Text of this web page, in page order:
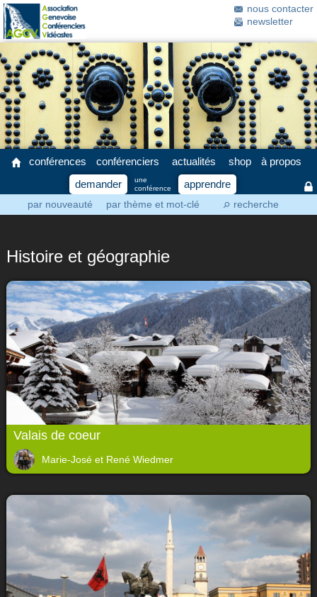
nous contacter
newsletter
conférences conférenciers
par nouveauté par thème et mot-clé ⚲ recherche
actualités shop
à propos
demander
une
conférence
apprendre
Histoire et géographie
Valais de coeur
Marie-José et René Wiedmer